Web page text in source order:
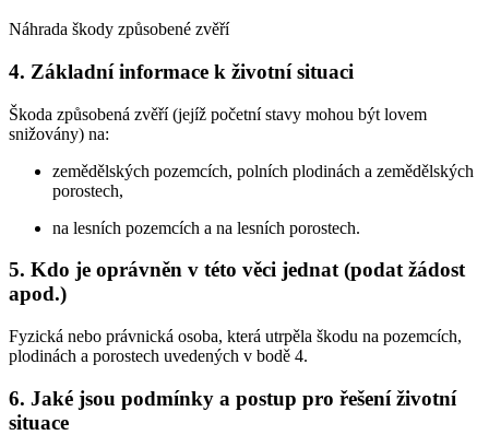
Náhrada škody způsobené zvěří
4. Základní informace k životní situaci
Škoda způsobená zvěří (jejíž početní stavy mohou být lovem
snižovány) na:
zemědělských pozemcích, polních plodinách a zemědělských
porostech,
na lesních pozemcích a na lesních porostech.
5. Kdo je oprávněn v této věci jednat (podat žádost
apod.)
Fyzická nebo právnická osoba, která utrpěla škodu na pozemcích,
plodinách a porostech uvedených v bodě 4.
6. Jaké jsou podmínky a postup pro řešení životní
situace